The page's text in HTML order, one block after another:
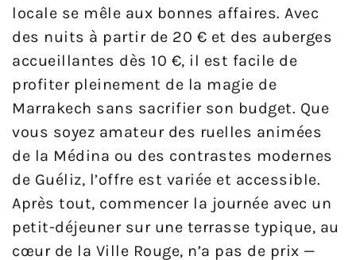
locale se mêle aux bonnes affaires. Avec
des nuits à partir de 20 € et des auberges
accueillantes dès 10 €, il est facile de
profiter pleinement de la magie de
Marrakech sans sacrifier son budget. Que
vous soyez amateur des ruelles animées
de la Médina ou des contrastes modernes
de Guéliz, l’offre est variée et accessible.
Après tout, commencer la journée avec un
petit-déjeuner sur une terrasse typique, au
cœur de la Ville Rouge, n’a pas de prix —